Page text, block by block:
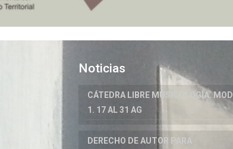
Noticias
CÁTEDRA LIBRE MUSICOLOGÍA. MOD
1. 17 AL 31 AG
DERECHO DE AUTOR PARA